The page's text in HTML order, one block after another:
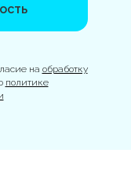
на обработку
политике